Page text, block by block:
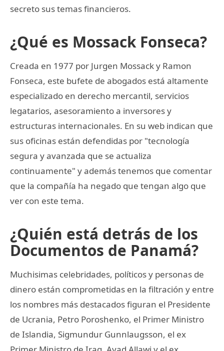
secreto sus temas financieros.
¿Qué es Mossack Fonseca?
Creada en 1977 por Jurgen Mossack y Ramon
Fonseca, este bufete de abogados está altamente
especializado en derecho mercantil, servicios
legatarios, asesoramiento a inversores y
estructuras internacionales. En su web indican que
sus oficinas están defendidas por "tecnología
segura y avanzada que se actualiza
continuamente" y además tenemos que comentar
que la compañía ha negado que tengan algo que
ver con este tema.
¿Quién está detrás de los
Documentos de Panamá?
Muchisimas celebridades, políticos y personas de
dinero están comprometidas en la filtración y entre
los nombres más destacados figuran el Presidente
de Ucrania, Petro Poroshenko, el Primer Ministro
de Islandia, Sigmundur Gunnlaugsson, el ex